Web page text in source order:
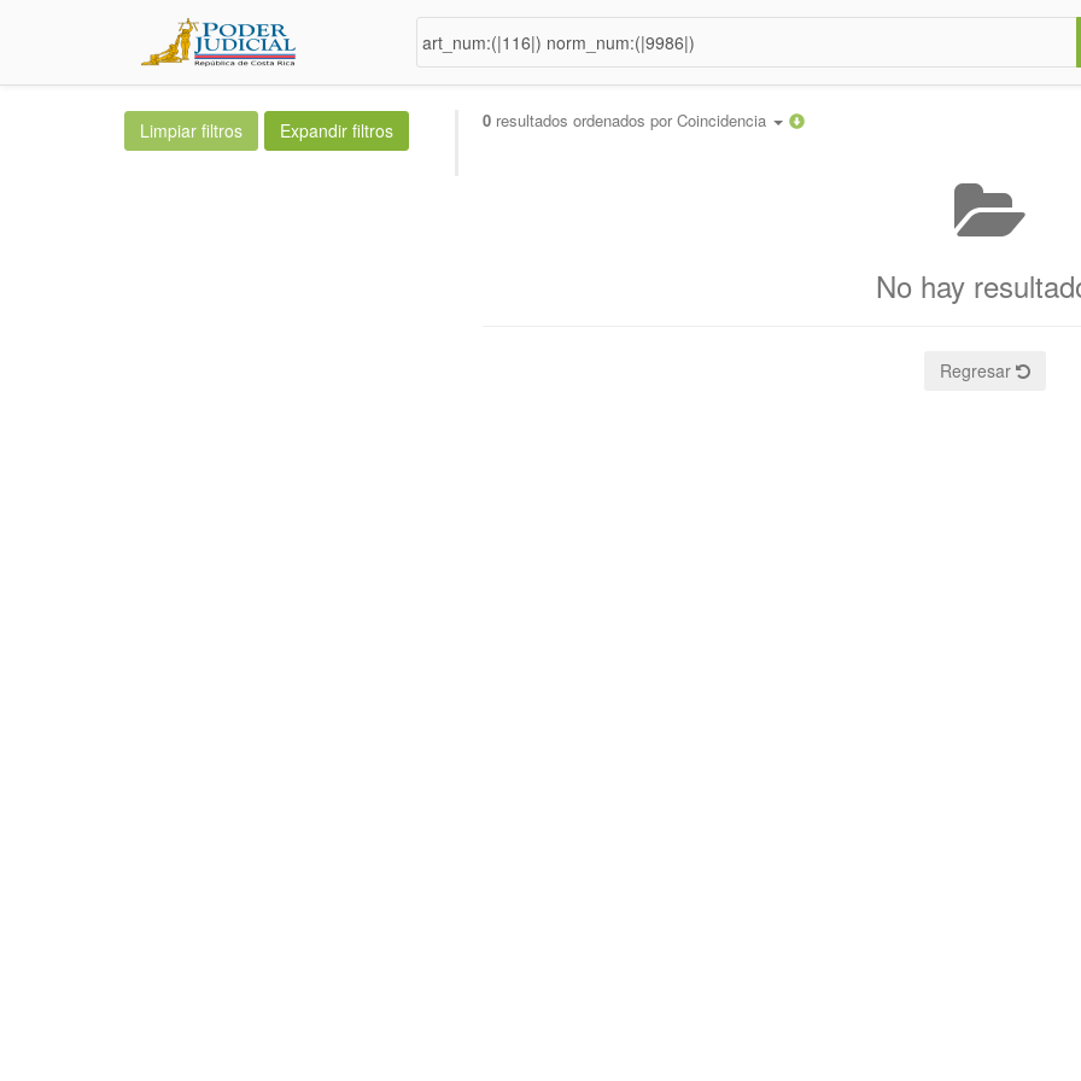
0resultados ordenados por Coincidencia
No hay
Regresar